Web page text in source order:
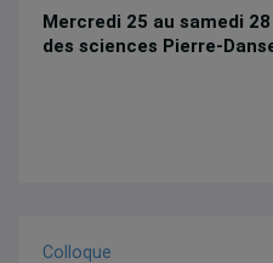
Mercredi 25 au samedi
des sciences Pierre-
Colloque